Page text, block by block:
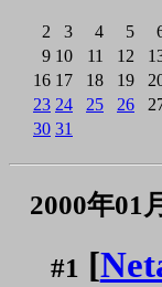
2
3 4 5
9 10 11 12
16 17 18 19
23 24 25 26
30 31
2000年01
#1 [